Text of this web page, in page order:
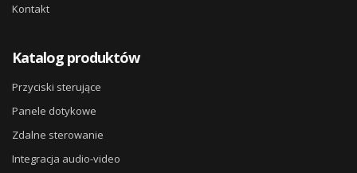
Kontakt
Katalog produktów
Przyciski sterujące
Panele dotykowe
Zdalne sterowanie
Integracja audio-video